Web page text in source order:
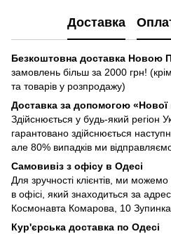
Доставка
Безкоштовна доставка Новою
замовлень більш за 2000 грн!
та товарів у розпродажу)
Доставка за допомогою
Здійснюється у будь-який регіон
гарантовано здійснюється
але 80% випадків ми
Самовивіз з офісу в Одесі
Для зручності клієнтів, ми
в офісі, який знаходиться за
Космонавта Комарова, 10
Кур'єрська доставка по Одесі